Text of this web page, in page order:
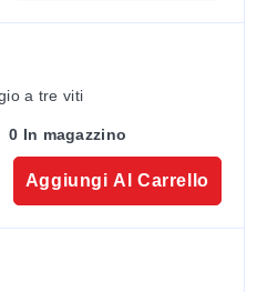
a tre viti
0 In magazzino
Aggiungi Al Carrello